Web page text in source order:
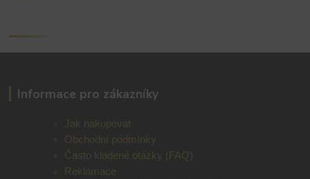
Informace pro zákazníky
Jak nakupovat
Obchodní podmínky
Často kladené otázky (FAQ)
Reklamace